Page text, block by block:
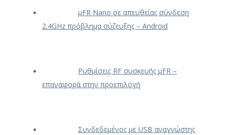
μFR Nano σε απευθείας σύνδεση
2.4GHz πρόβλημα σύζευξης – Android
Ρυθμίσεις RF συσκευής μFR –
επαναφορά στην προεπιλογή
Συνδεδεμένος με USB αναγνώστης